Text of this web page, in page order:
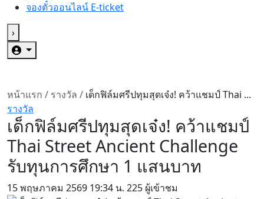
จองตั๋วออนไลน์ E-ticket
›
หน้าแรก / รางวัล / เด็กฟิล์มศรีปทุมสุดเจ๋ง! คว้าแชมป์ Thai ...
รางวัล
เด็กฟิล์มศรีปทุมสุดเจ๋ง! คว้าแชมป์
Thai Street Ancient Challenge
รับทุนการศึกษา 1 แสนบาท
15 พฤษภาคม 2569 19:34 น. 225 ผู้เข้าชม